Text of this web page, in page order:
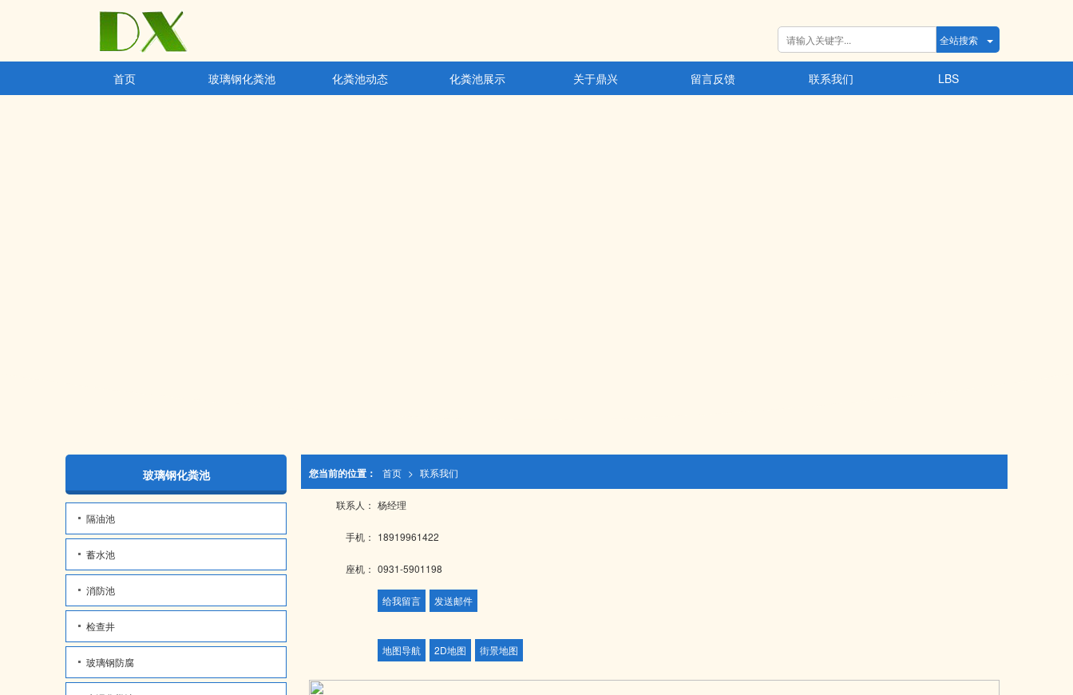
全站搜索
首页 玻璃钢化粪池 化粪池动态 化粪池展示 关于鼎兴 留言反馈 联系我们 LBS
您当前的位置： 首页 > 联系我们
联系人： 杨经理
手机： 18919961422
座机： 0931-5901198
给我留言 发送邮件
地图导航 2D地图 街景地图
玻璃钢化粪池
隔油池
蓄水池
消防池
检查井
玻璃钢防腐